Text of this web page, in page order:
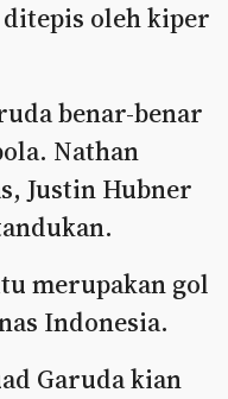
oleh kiper
benar-benar
Nathan
Justin Hubner
merupakan gol
Indonesia.
Garuda kian